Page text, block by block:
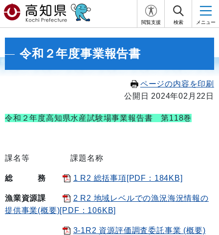
閲覧支援 検索 メニュー
令和２年度事業報告書
ページの内容を印刷
公開日 2024年02月22日
令和２年度高知県水産試験場事業報告書 第118巻
課名等 課題名称
総 務 1 R2 総括事項[PDF：184KB]
漁業資源課
2 R2 地域レベルでの漁況海況情報の
提供事業(概要)[PDF：106KB]
3-1R2 資源評価調査委託事業 (概要)